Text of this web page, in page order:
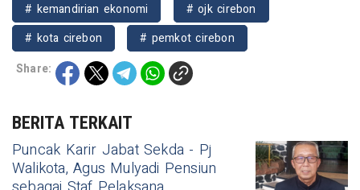
# kemandirian ekonomi
# ojk cirebon
# kota cirebon
# pemkot cirebon
Share:
BERITA TERKAIT
Puncak Karir Jabat Sekda - Pj
Walikota, Agus Mulyadi Pensiun